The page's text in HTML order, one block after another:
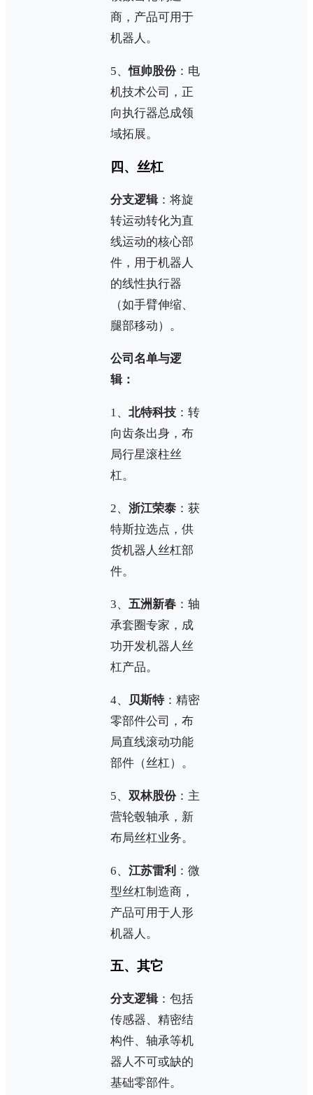
商，产品可用于
机器人。
5、恒帅股份：电
机技术公司，正
向执行器总成领
域拓展。
四、丝杠
分支逻辑：将旋
转运动转化为直
线运动的核心部
件，用于机器人
的线性执行器
（如手臂伸缩、
腿部移动）。
公司名单与逻
辑：
1、 北特科技 ：转
向齿条出身，布
局行星滚柱丝
杠。
2、 浙江荣泰 ：获
特斯拉选点，供
货机器人丝杠部
件。
3、 五洲新春 ：轴
承套圈专家，成
功开发机器人丝
杠产品。
4、 贝斯特：精密
零部件公司，布
局直线滚动功能
部件（丝杠）。
5、 双林股份：主
营轮毂轴承，新
布局丝杠业务。
6、 江苏雷利 ：微
型丝杠制造商，
产品可用于人形
机器人。
五、其它
分支逻辑：包括
传感器、精密结
构件、轴承等机
器人不可或缺的
基础零部件。